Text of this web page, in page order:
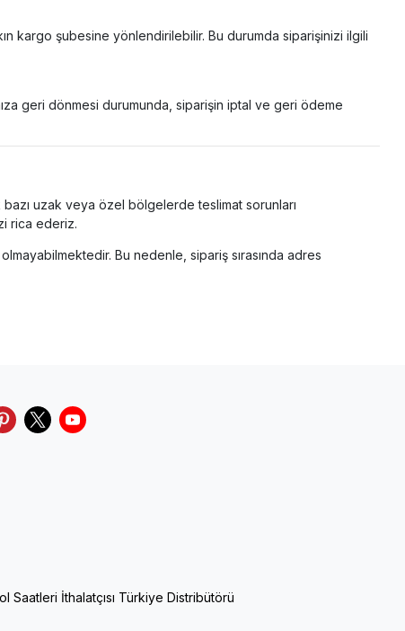
kargo şubesine yönlendirilebilir. Bu durumda siparişinizi ilgili
geri dönmesi durumunda, siparişin iptal ve geri ödeme
uzak veya özel bölgelerde teslimat sorunları
rica ederiz.
Bu nedenle, sipariş sırasında adres
İthalatçısı Türkiye Distribütörü